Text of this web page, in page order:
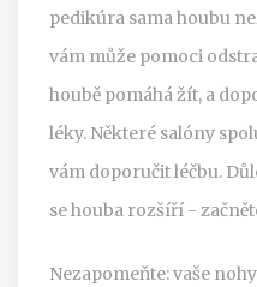
pedikúra sama houbu
vám může pomoci
houbě pomáhá žít, a
léky. Některé salóny
vám doporučit léčbu.
se houba rozšíří -
Nezapomeňte: vaše